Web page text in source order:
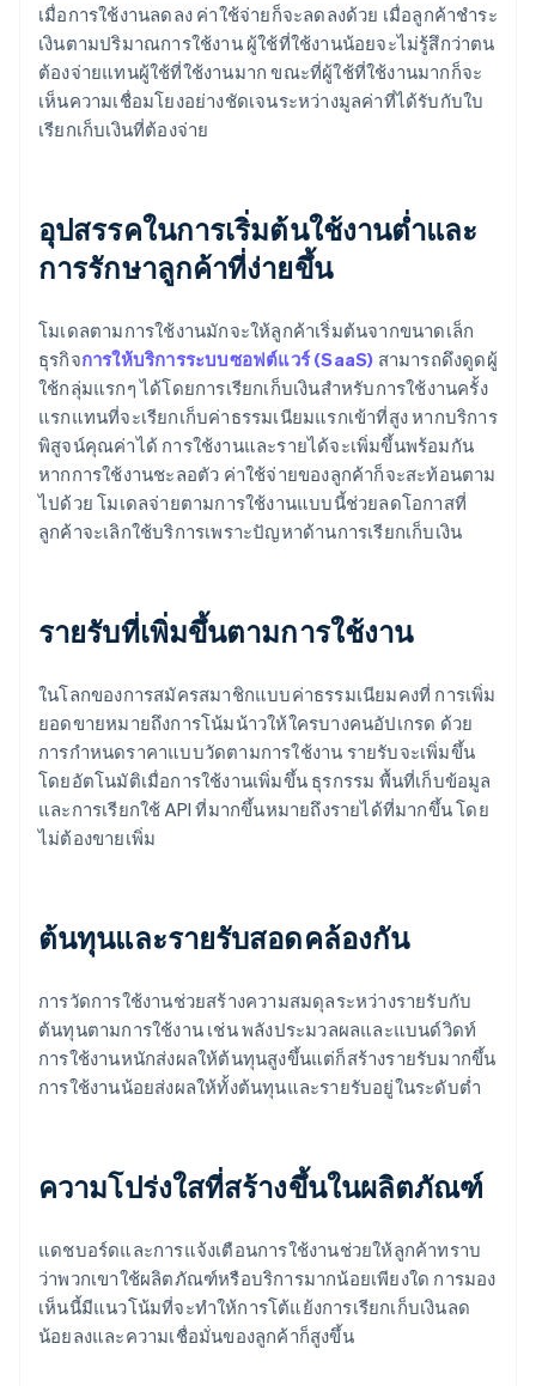
เมื่อการใช้งานลดลง ค่าใช้จ่ายก็จะลดลงด้วย เมื่อลูกค้าชำระ
เงินตามปริมาณการใช้งาน ผู้ใช้ที่ใช้งานน้อยจะไม่รู้สึกว่าตน
ต้องจ่ายแทนผู้ใช้ที่ใช้งานมาก ขณะที่ผู้ใช้ที่ใช้งานมากก็จะ
เห็นความเชื่อมโยงอย่างชัดเจนระหว่างมูลค่าที่ได้รับกับใบ
เรียกเก็บเงินที่ต้องจ่าย
อุปสรรคในการเริ่มต้นใช้งานต่ำและ
การรักษาลูกค้าที่ง่ายขึ้น
โมเดลตามการใช้งานมักจะให้ลูกค้าเริ่มต้นจากขนาดเล็ก
ธุรกิจการให้บริการระบบซอฟต์แวร์ (SaaS) สามารถดึงดูดผู้
ใช้กลุ่มแรกๆ ได้โดยการเรียกเก็บเงินสําหรับการใช้งานครั้ง
แรกแทนที่จะเรียกเก็บค่าธรรมเนียมแรกเข้าที่สูง หากบริการ
พิสูจน์คุณค่าได้ การใช้งานและรายได้จะเพิ่มขึ้นพร้อมกัน
หากการใช้งานชะลอตัว ค่าใช้จ่ายของลูกค้าก็จะสะท้อนตาม
ไปด้วย โมเดลจ่ายตามการใช้งานแบบนี้ช่วยลดโอกาสที่
ลูกค้าจะเลิกใช้บริการเพราะปัญหาด้านการเรียกเก็บเงิน
รายรับที่เพิ่มขึ้นตามการใช้งาน
ในโลกของการสมัครสมาชิกแบบค่าธรรมเนียมคงที่ การเพิ่ม
ยอดขายหมายถึงการโน้มน้าวให้ใครบางคนอัปเกรด ด้วย
การกำหนดราคาแบบวัดตามการใช้งาน รายรับจะเพิ่มขึ้น
โดยอัตโนมัติเมื่อการใช้งานเพิ่มขึ้น ธุรกรรม พื้นที่เก็บข้อมูล
และการเรียกใช้ API ที่มากขึ้นหมายถึงรายได้ที่มากขึ้น โดย
ไม่ต้องขายเพิ่ม
ต้นทุนและรายรับสอดคล้องกัน
การวัดการใช้งานช่วยสร้างความสมดุลระหว่างรายรับกับ
ต้นทุนตามการใช้งาน เช่น พลังประมวลผลและแบนด์วิดท์
การใช้งานหนักส่งผลให้ต้นทุนสูงขึ้นแต่ก็สร้างรายรับมากขึ้น
การใช้งานน้อยส่งผลให้ทั้งต้นทุนและรายรับอยู่ในระดับต่ำ
ความโปร่งใสที่สร้างขึ้นในผลิตภัณฑ์
แดชบอร์ดและการแจ้งเตือนการใช้งานช่วยให้ลูกค้าทราบ
ว่าพวกเขาใช้ผลิตภัณฑ์หรือบริการมากน้อยเพียงใด การมอง
เห็นนี้มีแนวโน้มที่จะทำให้การโต้แย้งการเรียกเก็บเงินลด
น้อยลงและความเชื่อมั่นของลูกค้าก็สูงขึ้น